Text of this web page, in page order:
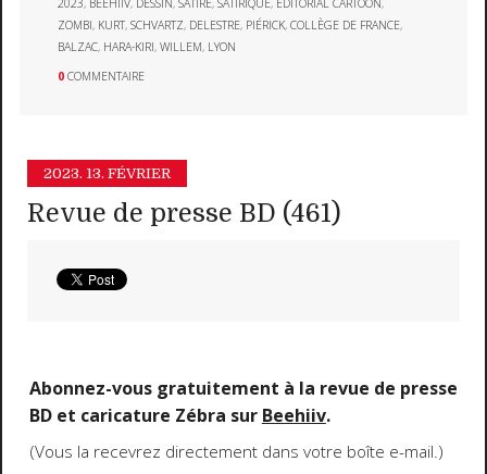
2023, BEEHIIV, DESSIN,SATIRE,SATIRIQUE, EDITORIAL CARTOON,
ZOMBI, KURT,SCHVARTZ, DELESTRE, PIÉRICK,COLLÈGE DE FRANCE,
BALZAC, HARA-KIRI,WILLEM, LYON
0 COMMENTAIRE
2023. 13. FÉVRIER
Revue de presse BD (461)
Abonnez-vous gratuitement à la revue de presse
BD et caricature Zébra sur Beehiiv.
(Vous la recevrez directement dans votre boîte e-mail.)